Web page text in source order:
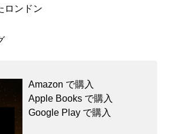
ロンドン
Amazon で購入
Apple Books で購入
Google Play で購入